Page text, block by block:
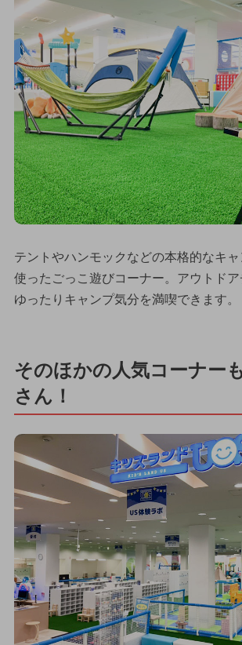
テントやハンモックなどの本格的なキ
使ったごっこ遊びコーナー。アウトド
ゆったりキャンプ気分を満喫できます。
そのほかの人気コーナー
さん！